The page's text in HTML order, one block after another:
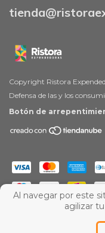
Al navegar por este
agilizar
Copyright Ristora
Defensa de las y los
Botón de